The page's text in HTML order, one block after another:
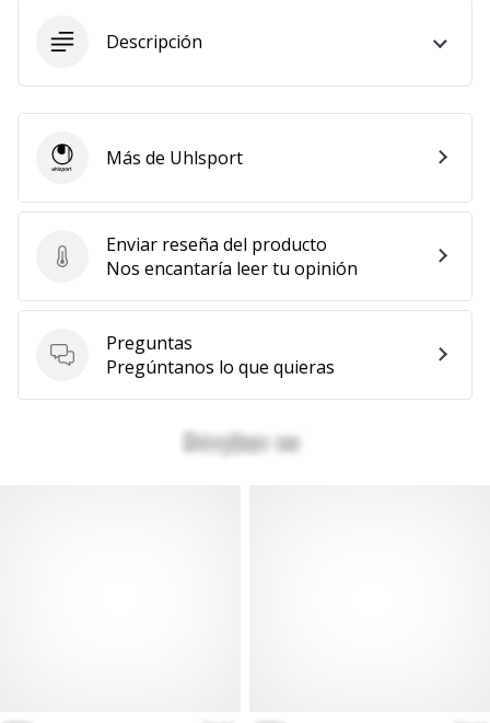
Descripción
Enviar reseña del producto
Enviar reseña del producto
Nos encantaría leer tu opinión
Preguntas
Preguntas
Pregúntanos lo que quieras
UhlsportMás de Uhlsport